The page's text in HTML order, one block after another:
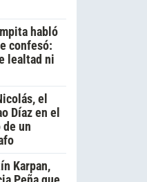
habló
confesó:
lealtad ni
el
Díaz en el
un
Karpan,